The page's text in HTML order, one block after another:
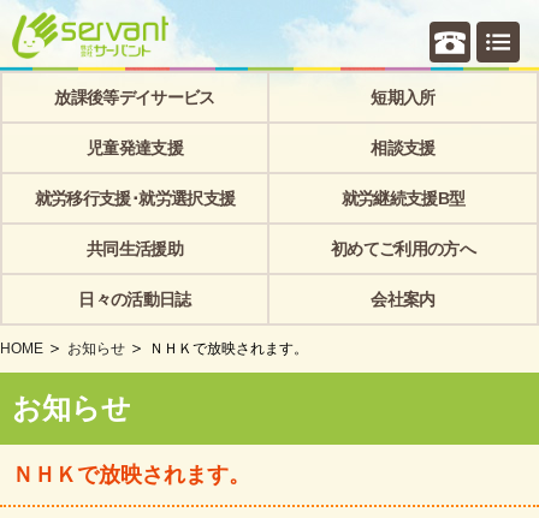
個別相
放課後等デイサービス 短期入所
児童発達支援 相談支援
就労移行支援･就労選択支援 就労継続支援B型
共同生活援助 初めてご利用の方へ
日々の活動日誌 会社案内
HOME お知らせ ＮＨＫで放映されます。
お知らせ
ＮＨＫで放映されます。